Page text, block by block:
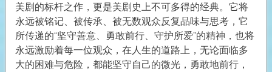
美剧的标杆之作，更是美剧史上不可多得的经典。它将
永远被铭记、被传承、被无数观众反复品味与思考，它
所传递的“坚守善意、勇敢前行、守护所爱”的精神，也将
永远激励着每一位观众，在人生的道路上，无论面临多
大的困难与危险，都能坚守自己的微光，勇敢地前行，